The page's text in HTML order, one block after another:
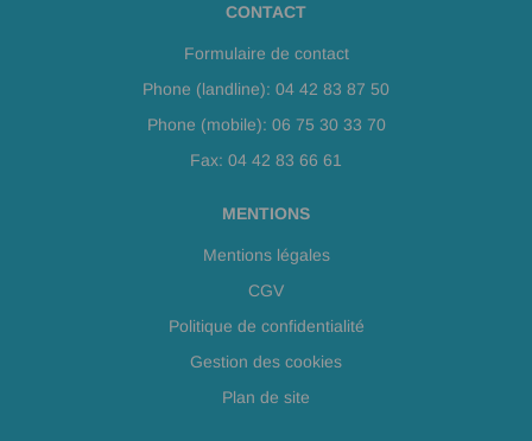
CONTACT
Formulaire de contact
Phone (landline): 04 42 83 87 50
Phone (mobile): 06 75 30 33 70
Fax: 04 42 83 66 61
MENTIONS
Mentions légales
CGV
Politique de confidentialité
Gestion des cookies
Plan de site